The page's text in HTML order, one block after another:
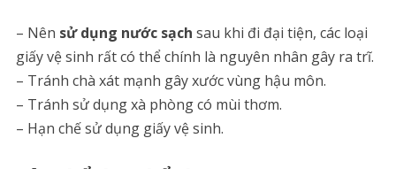
– Nên sử dụng nước sạch sau khi đi đại tiện, các loại
giấy vệ sinh rất có thể chính là nguyên nhân gây ra trĩ.
– Tránh chà xát mạnh gây xước vùng hậu môn.
– Tránh sử dụng xà phòng có mùi thơm.
– Hạn chế sử dụng giấy vệ sinh.